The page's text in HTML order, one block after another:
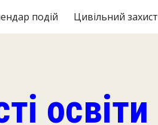
подій Цивільний захист
освіти